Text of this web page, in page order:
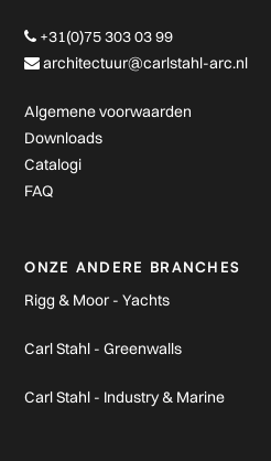
+31(0)75 303 03 99
architectuur@carlstahl-arc.nl
Algemene voorwaarden
Downloads
Catalogi
FAQ
ONZE ANDERE BRANCHES
Rigg & Moor - Yachts
Carl Stahl - Greenwalls
Carl Stahl - Industry & Marine